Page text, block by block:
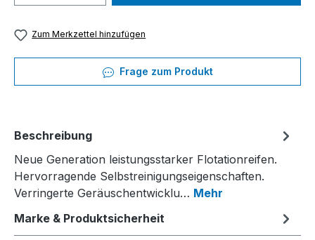
Zum Merkzettel hinzufügen
Frage zum Produkt
Beschreibung
Neue Generation leistungsstarker Flotationreifen.
Hervorragende Selbstreinigungseigenschaften.
Verringerte Geräuschentwicklu… Mehr
Marke & Produktsicherheit